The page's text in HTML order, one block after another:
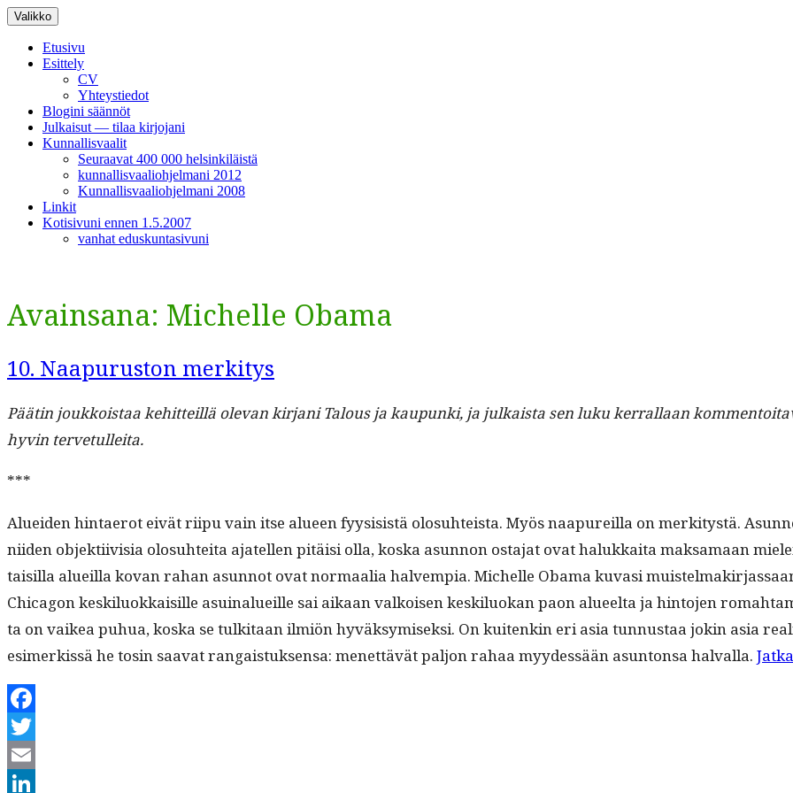
Siirry
sisältöön
Valikko
Etusivu
Esittely
CV
Yhteystiedot
Blogini säännöt
Julkaisut — tilaa kirjojani
Kunnallisvaalit
Seuraavat 400 000 helsinkiläistä
kunnallisvaaliohjelmani 2012
Kunnallisvaaliohjelmani 2008
Linkit
Kotisivuni ennen 1.5.2007
vanhat eduskuntasivuni
Avainsana: Michelle Obama
10. Naapuruston merkitys
Päätin joukkois­taa kehit­teil­lä ole­van kir­jani Talous ja kaupun­ki, ja julka­ista sen luku ker­ral­laan
hyvin tervetulleita.
***
Aluei­den hin­taerot eivät riipu vain itse alueen fyy­si­sistä olo­suhteista. Myös naa­pureil­la on merk­i­tys­tä.
niiden objek­ti­ivisia olo­suhtei­ta ajatellen pitäisi olla, kos­ka asun­non osta­jat ovat halukkai­ta mak­samaan
taisil­la alueil­la kovan rahan asun­not ovat nor­maalia halvem­pia. Michelle Oba­ma kuvasi
Chicagon keskilu­okkaisille asuinalueille sai aikaan valkoisen keskilu­okan paon alueelta ja hin­to­jen
ta on vaikea puhua, kos­ka se tulk­i­taan ilmiön hyväksymisek­si. On kuitenkin eri asia tun­nus­taa jokin asia
esimerkissä he tosin saa­vat ran­gais­tuk­sen­sa: menet­tävät paljon rahaa myy­dessään asun­ton­sa hal­val­la.
Facebook
Twitter
Email